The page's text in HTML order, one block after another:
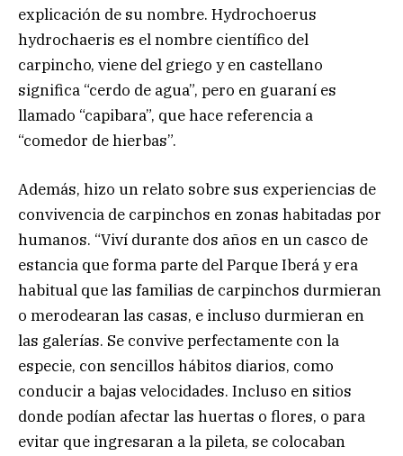
explicación de su nombre. Hydrochoerus
hydrochaeris es el nombre científico del
carpincho, viene del griego y en castellano
significa “cerdo de agua”, pero en guaraní es
llamado “capibara”, que hace referencia a
“comedor de hierbas”.
Además, hizo un relato sobre sus experiencias de
convivencia de carpinchos en zonas habitadas por
humanos. “Viví durante dos años en un casco de
estancia que forma parte del Parque Iberá y era
habitual que las familias de carpinchos durmieran
o merodearan las casas, e incluso durmieran en
las galerías. Se convive perfectamente con la
especie, con sencillos hábitos diarios, como
conducir a bajas velocidades. Incluso en sitios
donde podían afectar las huertas o flores, o para
evitar que ingresaran a la pileta, se colocaban